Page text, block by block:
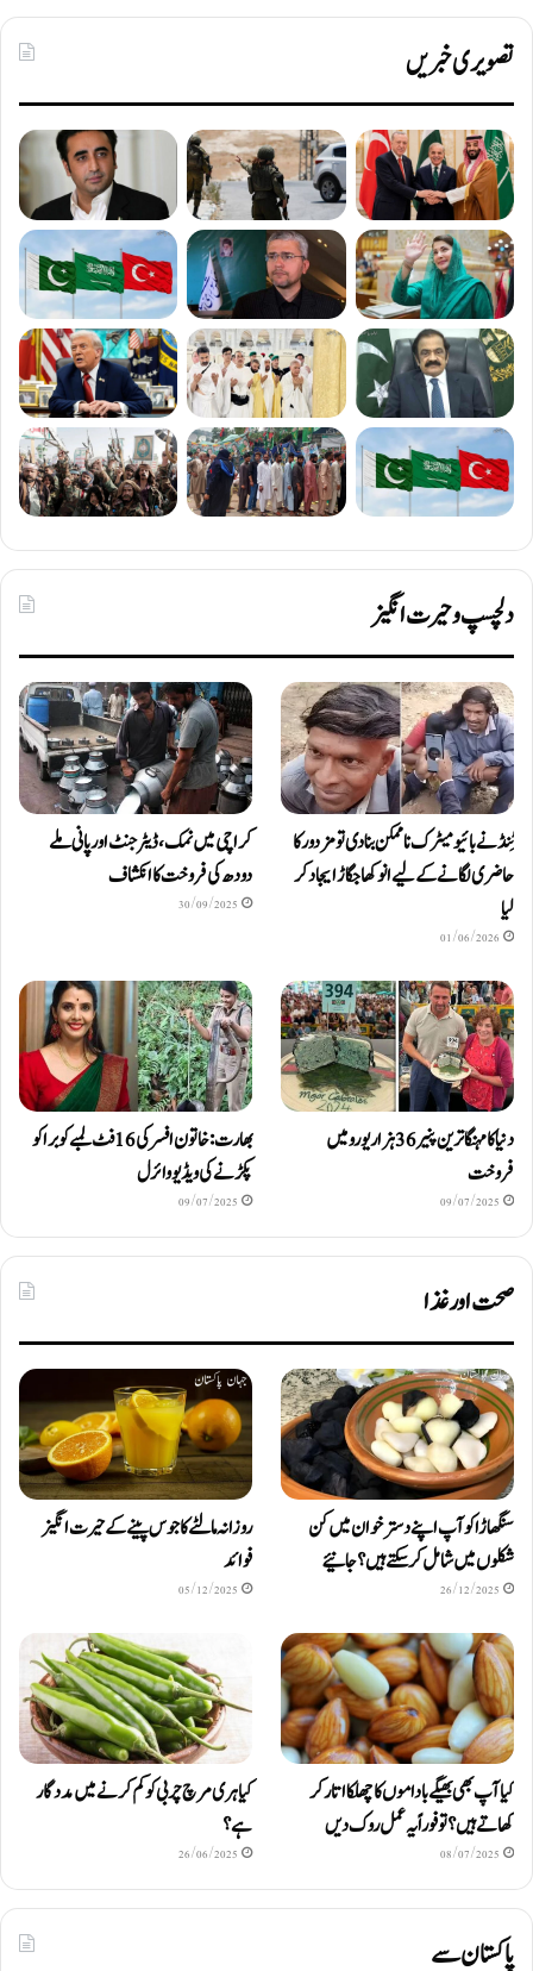
تصویری خبریں
دلچسپ و حیرت انگیز
ٹِنڈ نے بائیومیٹرک ناممکن بنا دی تو مزدور کا
حاضری لگانے کے لیے انوکھا جگاڑ ایجاد کر
لیا
01/06/2026
کراچی میں نمک، ڈیٹرجنٹ اور پانی ملے
دودھ کی فروخت کا انکشاف
30/09/2025
دنیا کا مہنگا ترین پنیر 36 ہزار یورو میں
فروخت
09/07/2025
بھارت: خاتون افسر کی 16 فٹ لمبے کوبرا کو
پکڑنے کی ویڈیو وائرل
09/07/2025
صحت اور غذا
سنگھاڑا کو آپ اپنے دستر خوان میں کن
شکلوں میں شامل کرسکتے ہیں ؟ جانیئے
26/12/2025
روزانہ مالٹے کا جوس پینے کے حیرت انگیز
فوائد
05/12/2025
کیا آپ بھی بھیگے باداموں کا چھلکا اتار کر
کھاتے ہیں؟ تو فوراً یہ عمل روک دیں
08/07/2025
کیا ہری مرچ چربی کو کم کرنے میں مددگار
ہے؟
26/06/2025
پاکستان سے